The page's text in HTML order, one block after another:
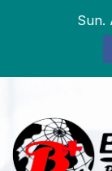
Sun.